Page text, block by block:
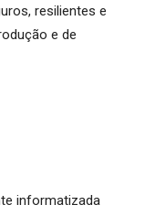
resilientes e
e de
informatizada